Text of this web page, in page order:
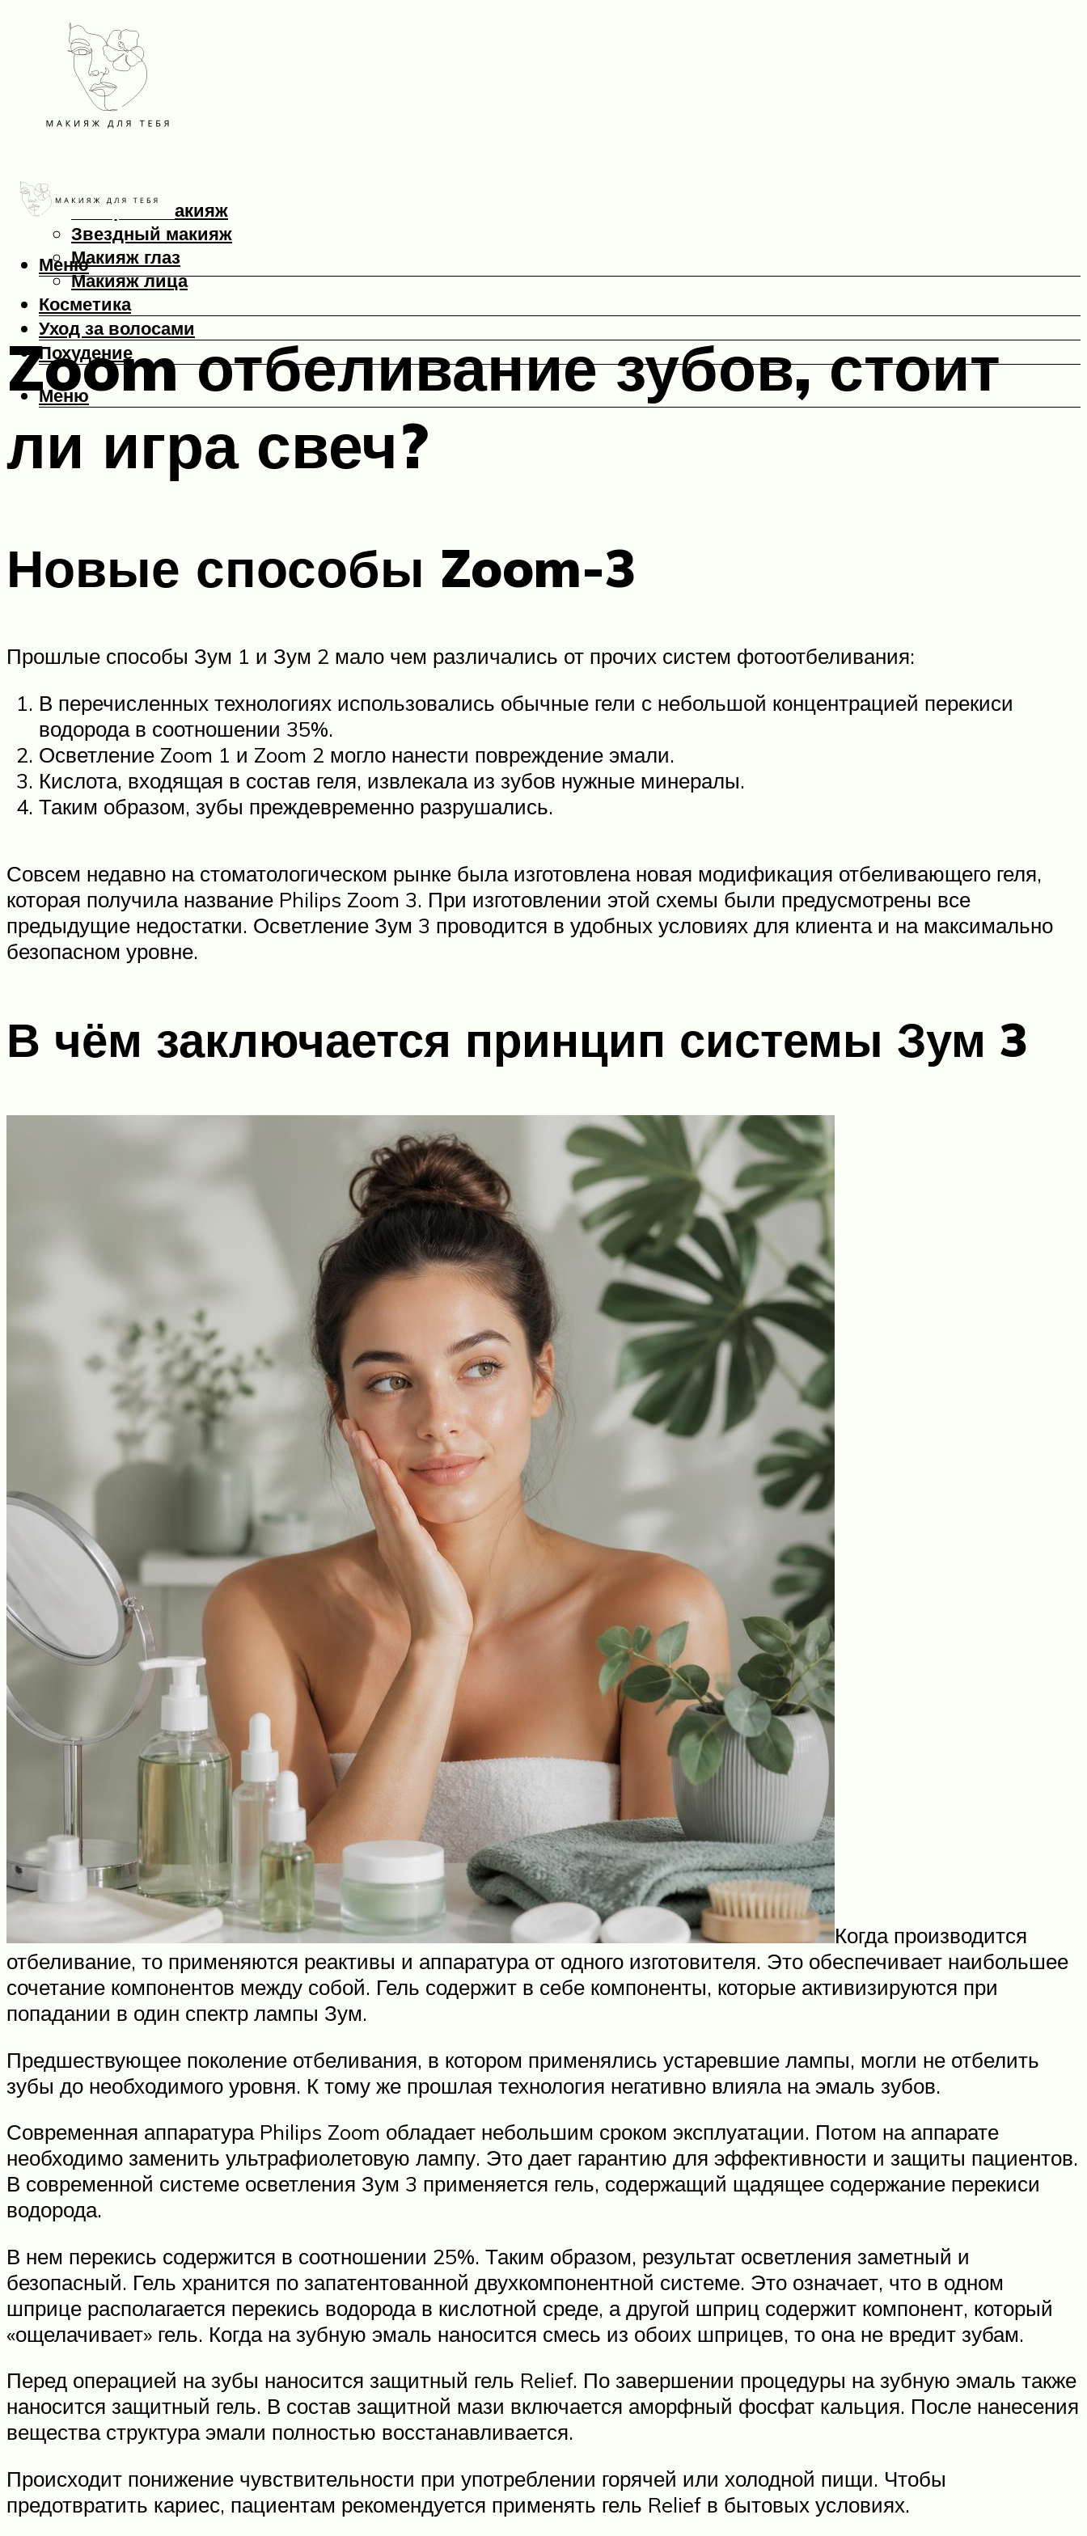
Макияж
Вечерний макияж
Звездный макияж
Макияж глаз
Макияж лица
Косметика
Уход за волосами
Похудение
Меню
Меню
Zoom отбеливание зубов, стоит
ли игра свеч?
Новые способы Zoom-3
Прошлые способы Зум 1 и Зум 2 мало чем различались от прочих систем фотоотбеливания:
В перечисленных технологиях использовались обычные гели с небольшой концентрацией перекиси
водорода в соотношении 35%.
Осветление Zoom 1 и Zoom 2 могло нанести повреждение эмали.
Кислота, входящая в состав геля, извлекала из зубов нужные минералы.
Таким образом, зубы преждевременно разрушались.
Совсем недавно на стоматологическом рынке была изготовлена новая модификация отбеливающего геля,
которая получила название Philips Zoom 3. При изготовлении этой схемы были предусмотрены все
предыдущие недостатки. Осветление Зум 3 проводится в удобных условиях для клиента и на максимально
безопасном уровне.
В чём заключается принцип системы Зум 3
Когда производится
отбеливание, то применяются реактивы и аппаратура от одного изготовителя. Это обеспечивает наибольшее
сочетание компонентов между собой. Гель содержит в себе компоненты, которые активизируются при
попадании в один спектр лампы Зум.
Предшествующее поколение отбеливания, в котором применялись устаревшие лампы, могли не отбелить
зубы до необходимого уровня. К тому же прошлая технология негативно влияла на эмаль зубов.
Современная аппаратура Philips Zoom обладает небольшим сроком эксплуатации. Потом на аппарате
необходимо заменить ультрафиолетовую лампу. Это дает гарантию для эффективности и защиты пациентов.
В современной системе осветления Зум 3 применяется гель, содержащий щадящее содержание перекиси
водорода.
В нем перекись содержится в соотношении 25%. Таким образом, результат осветления заметный и
безопасный. Гель хранится по запатентованной двухкомпонентной системе. Это означает, что в одном
шприце располагается перекись водорода в кислотной среде, а другой шприц содержит компонент, который
«ощелачивает» гель. Когда на зубную эмаль наносится смесь из обоих шприцев, то она не вредит зубам.
Перед операцией на зубы наносится защитный гель Relief. По завершении процедуры на зубную эмаль также
наносится защитный гель. В состав защитной мази включается аморфный фосфат кальция. После нанесения
вещества структура эмали полностью восстанавливается.
Происходит понижение чувствительности при употреблении горячей или холодной пищи. Чтобы
предотвратить кариес, пациентам рекомендуется применять гель Relief в бытовых условиях.